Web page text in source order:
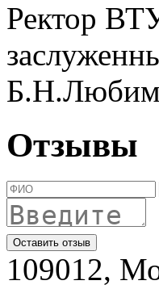
Ректор
Отзывы
109012,